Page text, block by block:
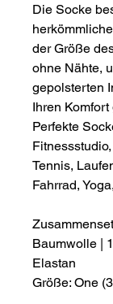
Die Socke
der Größe
ohne Nähte,
gepolsterten
Ihren
Perfekte
Tennis,
Fahrrad,
Baumwolle |
Elastan
Größe: One